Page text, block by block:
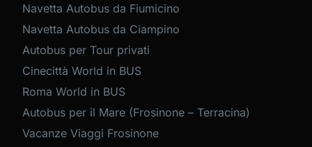
Navetta Autobus da Fiumicino
Navetta Autobus da Ciampino
Autobus per Tour privati
Cinecittà World in BUS
Roma World in BUS
Autobus per il Mare (Frosinone – Terracina)
Vacanze Viaggi Frosinone